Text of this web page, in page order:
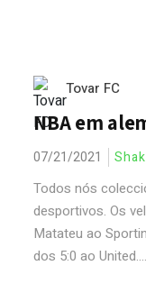
Tovar FC
NBA em
07/21/2021
Todos nós
desportivos. Os
Matateu ao
dos 5:0 ao United....